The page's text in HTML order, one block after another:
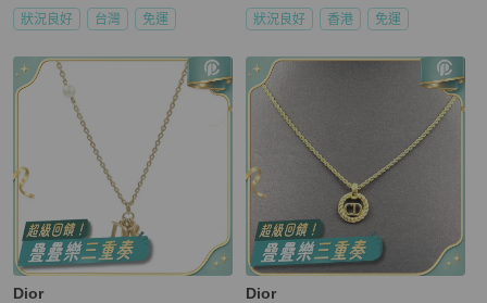
狀況良好 台灣 免運 狀況良好 香港 免運
Dior Dior